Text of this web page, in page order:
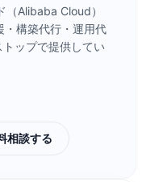
Alibaba Cloud）
・構築代行・運用代
ップで提供してい
相談する